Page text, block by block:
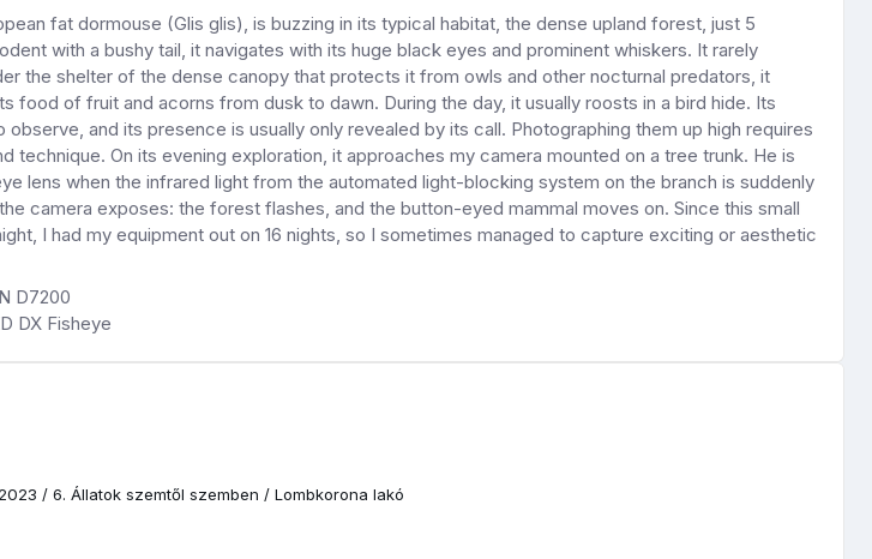
fat dormouse (Glis glis), is buzzing in its typical habitat, the dense upland forest, just 5
with a bushy tail, it navigates with its huge black eyes and prominent whiskers. It rarely
the shelter of the dense canopy that protects it from owls and other nocturnal predators, it
food of fruit and acorns from dusk to dawn. During the day, it usually roosts in a bird hide. Its
and its presence is usually only revealed by its call. Photographing them up high requires
technique. On its evening exploration, it approaches my camera mounted on a tree trunk. He is
lens when the infrared light from the automated light-blocking system on the branch is suddenly
camera exposes: the forest flashes, and the button-eyed mammal moves on. Since this small
I had my equipment out on 16 nights, so I sometimes managed to capture exciting or aesthetic
D7200
DX Fisheye
/ 6. Állatok szemtől szemben / Lombkorona lakó